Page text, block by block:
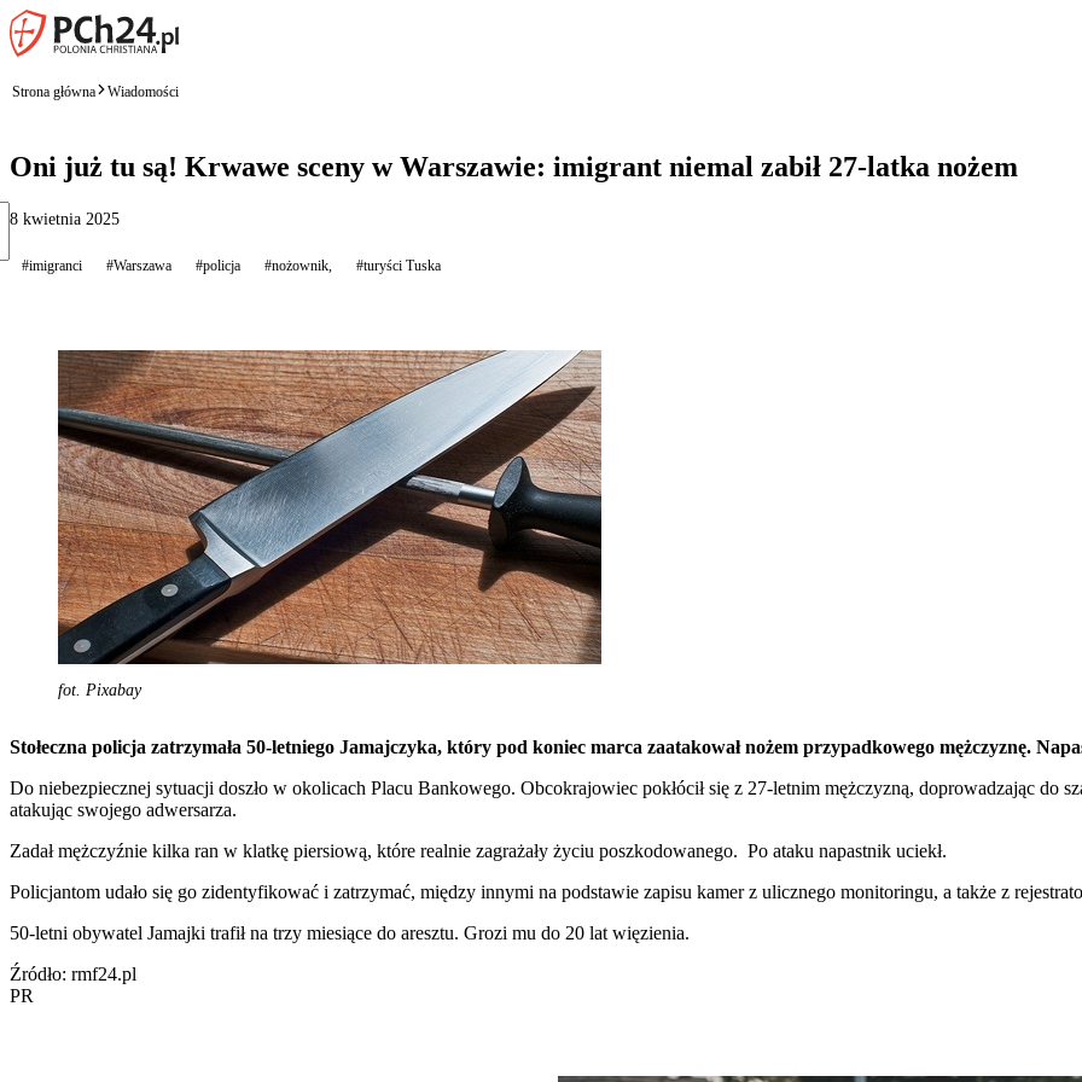
Strona główna Wiadomości
Oni już tu są! Krwawe sceny w Warszawie: imigrant niemal zabił 27-latka nożem
8 kwietnia 2025
#imigranci #Warszawa #policja #nożownik, #turyści Tuska
fot. Pixabay
Stołeczna policja zatrzymała 50-letniego Jamajczyka, który pod koniec marca zaatakował nożem przypadkowego mężczyznę.
Do niebezpiecznej sytuacji doszło w okolicach Placu Bankowego. Obcokrajowiec pokłócił się z 27-letnim mężczyzną, doprowadzając do
atakując swojego adwersarza.
Zadał mężczyźnie kilka ran w klatkę piersiową, które realnie zagrażały życiu poszkodowanego. Po ataku napastnik uciekł.
Policjantom udało się go zidentyfikować i zatrzymać, między innymi na podstawie zapisu kamer z ulicznego monitoringu, a także z
50-letni obywatel Jamajki trafił na trzy miesiące do aresztu. Grozi mu do 20 lat więzienia.
Źródło: rmf24.pl
PR